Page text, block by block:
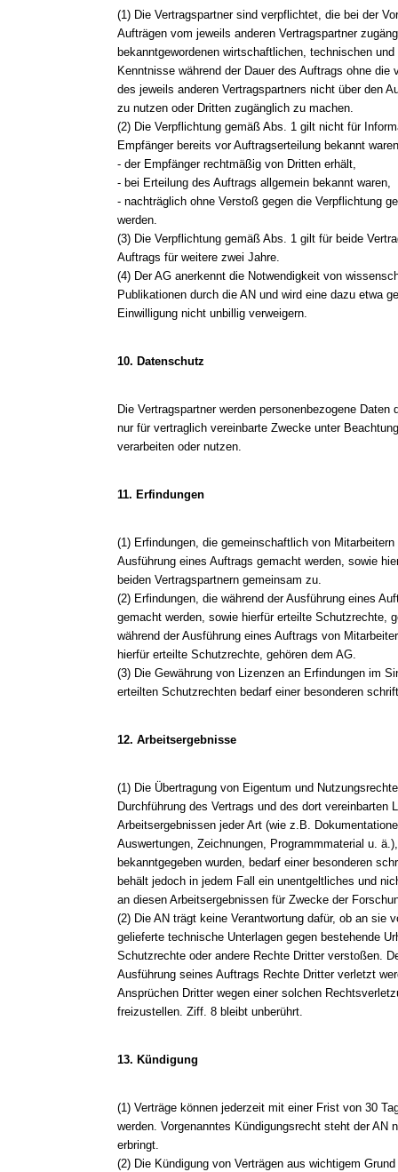
(1) Die Vertragspartner sind verpflichtet, die bei der
Aufträgen vom jeweils anderen Vertragspartner
bekanntgewordenen wirtschaftlichen, technischen
Kenntnisse während der Dauer des Auftrags ohne
des jeweils anderen Vertragspartners nicht über den
zu nutzen oder Dritten zugänglich zu machen.
(2) Die Verpflichtung gemäß Abs. 1 gilt nicht für
Empfänger bereits vor Auftragserteilung bekannt
- der Empfänger rechtmäßig von Dritten erhält,
- bei Erteilung des Auftrags allgemein bekannt waren,
- nachträglich ohne Verstoß gegen die Verpflichtung
werden.
(3) Die Verpflichtung gemäß Abs. 1 gilt für beide
Auftrags für weitere zwei Jahre.
(4) Der AG anerkennt die Notwendigkeit von
Publikationen durch die AN und wird eine dazu etwa
Einwilligung nicht unbillig verweigern.
10. Datenschutz
Die Vertragspartner werden personenbezogene
nur für vertraglich vereinbarte Zwecke unter
verarbeiten oder nutzen.
11. Erfindungen
(1) Erfindungen, die gemeinschaftlich von
Ausführung eines Auftrags gemacht werden, sowie
beiden Vertragspartnern gemeinsam zu.
(2) Erfindungen, die während der Ausführung eines
gemacht werden, sowie hierfür erteilte Schutzrechte,
während der Ausführung eines Auftrags von
hierfür erteilte Schutzrechte, gehören dem AG.
(3) Die Gewährung von Lizenzen an Erfindungen im
erteilten Schutzrechten bedarf einer besonderen
12. Arbeitsergebnisse
(1) Die Übertragung von Eigentum und
Durchführung des Vertrags und des dort vereinbarten
Arbeitsergebnissen jeder Art (wie z.B.
Auswertungen, Zeichnungen, Programmmaterial u.
bekanntgegeben wurden, bedarf einer besonderen
behält jedoch in jedem Fall ein unentgeltliches und
an diesen Arbeitsergebnissen für Zwecke der
(2) Die AN trägt keine Verantwortung dafür, ob an sie
gelieferte technische Unterlagen gegen bestehende
Schutzrechte oder andere Rechte Dritter verstoßen.
Ausführung seines Auftrags Rechte Dritter verletzt
Ansprüchen Dritter wegen einer solchen
freizustellen. Ziff. 8 bleibt unberührt.
13. Kündigung
(1) Verträge können jederzeit mit einer Frist von 30
werden. Vorgenanntes Kündigungsrecht steht der AN
erbringt.
(2) Die Kündigung von Verträgen aus wichtigem